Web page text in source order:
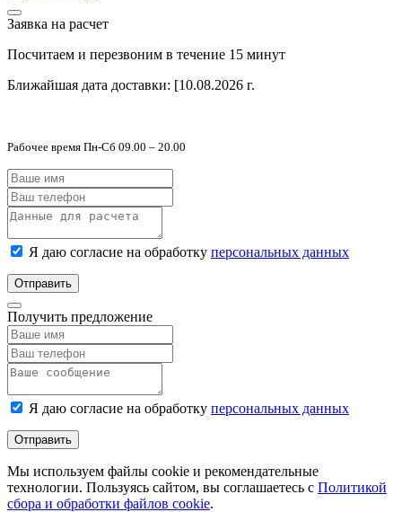
Заявка на расчет
Посчитаем и перезвоним в течение 15 минут
Ближайшая дата доставки: [10.08.2026 г.
Рабочее время Пн-Сб 09.00 – 20.00
Я даю согласие на обработку персональных данных
Отправить
Получить предложение
Я даю согласие на обработку персональных данных
Отправить
Мы используем файлы cookie и рекомендательные
технологии. Пользуясь сайтом, вы соглашаетесь с Политикой
сбора и обработки файлов cookie.